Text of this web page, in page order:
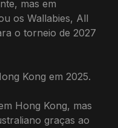
mas em
os Wallabies, All
o torneio de 2027
Kong em 2025.
Hong Kong, mas
graças ao